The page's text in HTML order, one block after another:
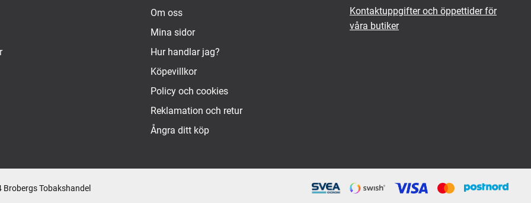
Om oss
Mina sidor
Hur handlar jag?
Köpevillkor
Policy och cookies
Reklamation och retur
Ångra ditt köp
Kontaktuppgifter och öppettider för
våra butiker
Tobakshandel